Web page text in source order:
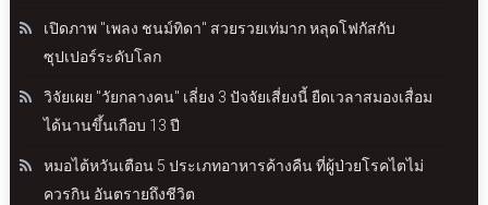
เปิดภาพ "เพลง ชนม์ทิดา" สวยรวยเท่มาก หลุดโฟกัสกับ
ซุปเปอร์ระดับโลก
วิจัยเผย "วัยกลางคน" เลี่ยง 3 ปัจจัยเสี่ยงนี้ ยืดเวลาสมองเสื่อม
ได้นานขึ้นเกือบ 13 ปี
หมอไต้หวันเตือน 5 ประเภทอาหารค้างคืน ที่ผู้ป่วยโรคไตไม่
ควรกิน อันตรายถึงชีวิต